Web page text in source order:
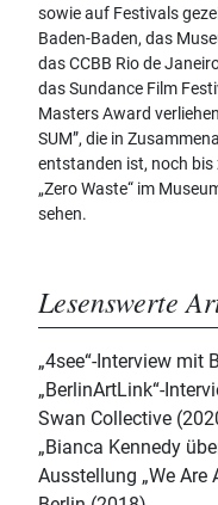
sowie auf Festivals
Baden-Baden, das
das CCBB Rio de
das Sundance Film
Masters Award
SUM”, die in
entstanden ist, noch bis
„Zero Waste“ im
sehen.
Lesenswerte
„4see“-Interview mit
„BerlinArtLink“-
Swan Collective
„Bianca Kennedy
Ausstellung „We Are